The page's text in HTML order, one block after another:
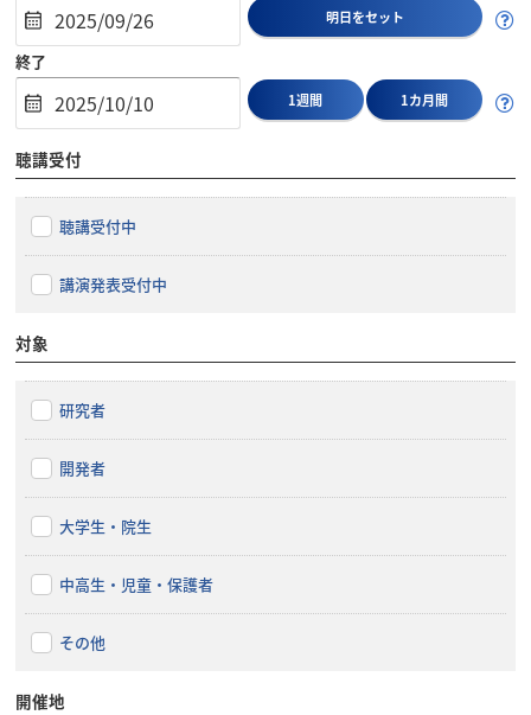
明日をセット
終了
1週間 1カ月間
聴講受付
聴講受付中
講演発表受付中
対象
研究者
開発者
大学生・院生
中高生・児童・保護者
その他
開催地